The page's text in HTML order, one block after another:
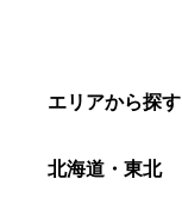
エリアから探す
北海道・東北